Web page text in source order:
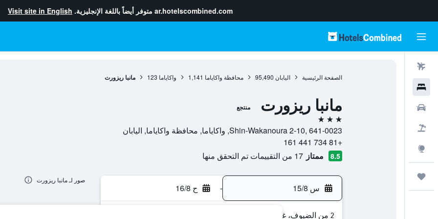
ar.hotelscombined.com متوفر أيضاً باللغة الإنجليزية. Visit site in English
الصفحة الرئيسية اليابان 95,490 محافظة واكاياما 1,141 واكاياما 123 مانبا ريزورت
مانبا ريزورت منتجع
3 نجوم
Shin-Wakanoura 2-10, 641-0023, واكاياما, محافظة واكاياما, اليابان
+81 734 441 161
8.5 ممتاز 17 من التقييمات تم التحقق منها
س 15/8 - ح 16/8
2 من الضيوف، غرفة واحدة
صور لـ مانبا ريزورت